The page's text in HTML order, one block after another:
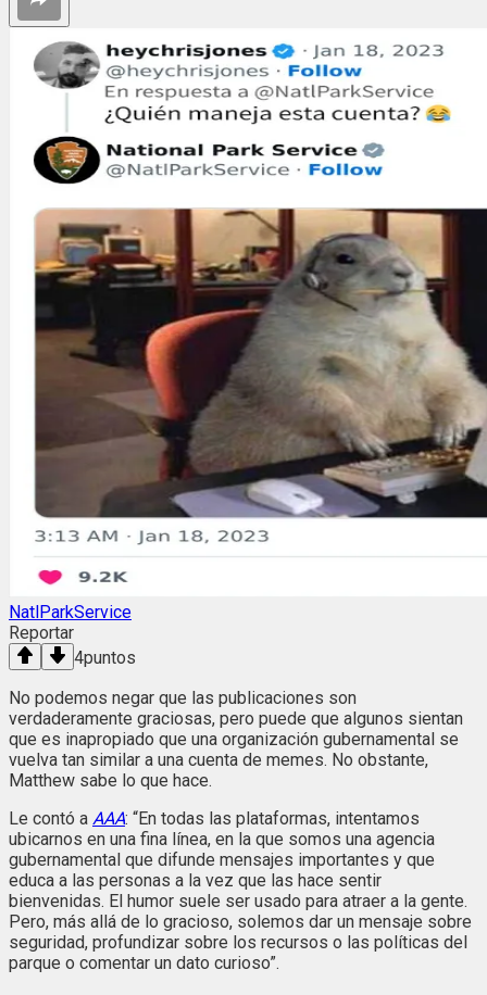
NatlParkService
Reportar
4puntos
No podemos negar que las publicaciones son
verdaderamente graciosas, pero puede que algunos sientan
que es inapropiado que una organización gubernamental se
vuelva tan similar a una cuenta de memes. No obstante,
Matthew sabe lo que hace.
Le contó a AAA: “En todas las plataformas, intentamos
ubicarnos en una fina línea, en la que somos una agencia
gubernamental que difunde mensajes importantes y que
educa a las personas a la vez que las hace sentir
bienvenidas. El humor suele ser usado para atraer a la gente.
Pero, más allá de lo gracioso, solemos dar un mensaje sobre
seguridad, profundizar sobre los recursos o las políticas del
parque o comentar un dato curioso”.